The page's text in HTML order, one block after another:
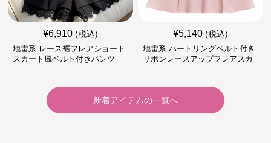
¥6,910 (税込)
地雷系 レース裾フレアショート
スカート風ベルト付きパンツ
¥5,140 (税込)
地雷系 ハートリングベルト付き
リボンレースアップフレアスカ
新着アイテムの一覧へ